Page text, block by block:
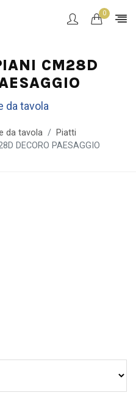
0
CM28D
da tavola
da tavola
Piatti
DECORO PAESAGGIO